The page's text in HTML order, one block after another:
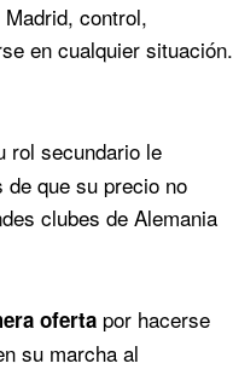
control,
en cualquier situación.
rol secundario le
que su precio no
clubes de Alemania
oferta por hacerse
su marcha al